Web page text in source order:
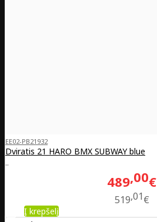
EE02-PB21932
Dviratis 21 HARO BMX SUBWAY blue
..
489 00€
519 01€
Į krepšelį